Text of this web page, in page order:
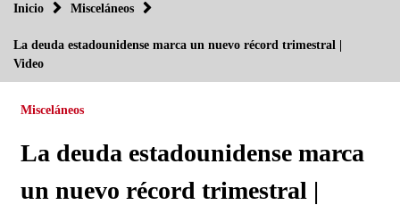
Inicio Misceláneos
La deuda estadounidense marca un nuevo récord trimestral |
Video
Misceláneos
La deuda estadounidense marca
un nuevo récord trimestral |